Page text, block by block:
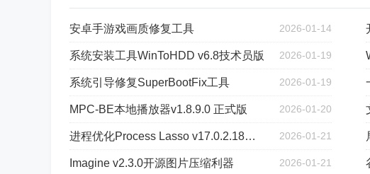
安卓手游戏画质修复工具 2026-01-14
系统安装工具WinToHDD v6.8技术员版 2026-01-19
系统引导修复SuperBootFix工具 2026-01-19
MPC-BE本地播放器v1.8.9.0 正式版 2026-01-20
进程优化Process Lasso v17.0.2.18绿色版 2026-01-21
Imagine v2.3.0开源图片压缩利器 2026-01-21